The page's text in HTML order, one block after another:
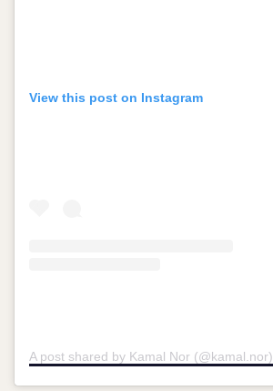
View this post on Instagram
A post shared by Kamal Nor (@kamal.nor)